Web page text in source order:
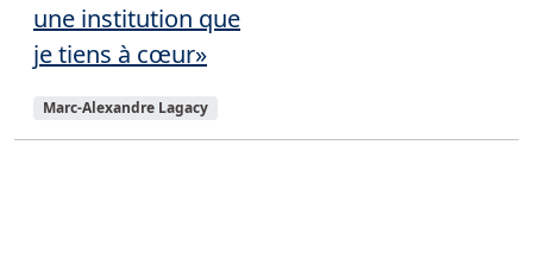
une institution que
je tiens à cœur»
Sujets
Marc-Alexandre Lagacy